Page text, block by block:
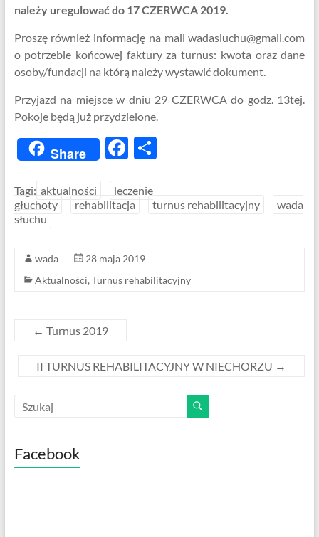
należy uregulować do 17 CZERWCA 2019.
Proszę również informację na mail wadasluchu@gmail.com
o potrzebie końcowej faktury za turnus: kwota oraz dane
osoby/fundacji na którą należy wystawić dokument.
Przyjazd na miejsce w dniu 29 CZERWCA do godz. 13tej.
Pokoje będą już przydzielone.
Share
F
e
b
o
k
S
e
Tagi: aktualności
leczenie
głuchoty
rehabilitacja turnus rehabilitacyjny
wada
słuchu
wada
28 maja 2019
Aktualności, Turnus rehabilitacyjny
← Turnus 2019
II TURNUS REHABILITACYJNY W NIECHORZU →
Facebook